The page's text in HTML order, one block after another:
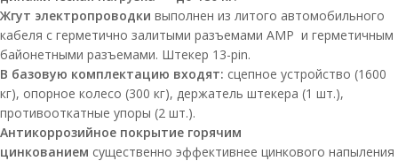
Жгут электропроводки выполнен из литого автомобильного
кабеля с герметично залитыми разъемами АМР и герметичным
байонетными разъемами. Штекер 13-pin.
В базовую комплектацию входят: сцепное устройство (1600
кг), опорное колесо (300 кг), держатель штекера (1 шт.),
противооткатные упоры (2 шт.).
Антикоррозийное покрытие горячим
цинкованием существенно эффективнее цинкового напыления